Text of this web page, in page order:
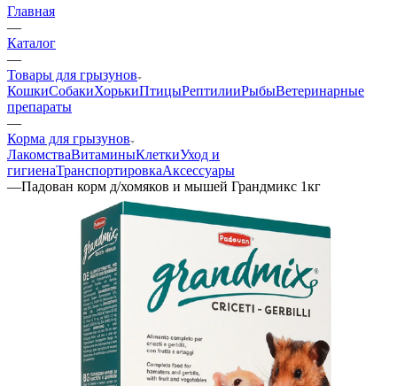
Главная
—
Каталог
—
Товары для грызунов
КошкиСобакиХорькиПтицыРептилииРыбыВетеринарные
препараты
—
Корма для грызунов
ЛакомстваВитаминыКлеткиУход и
гигиенаТранспортировкаАксессуары
—Падован корм д/хомяков и мышей Грандмикс 1кг